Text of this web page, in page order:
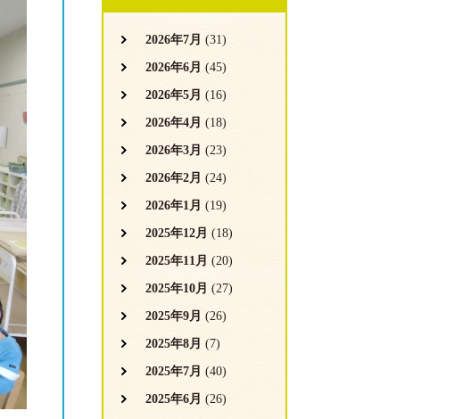
2026年7月 (31)
2026年6月 (45)
2026年5月 (16)
2026年4月 (18)
2026年3月 (23)
2026年2月 (24)
2026年1月 (19)
2025年12月 (18)
2025年11月 (20)
2025年10月 (27)
2025年9月 (26)
2025年8月 (7)
2025年7月 (40)
2025年6月 (26)